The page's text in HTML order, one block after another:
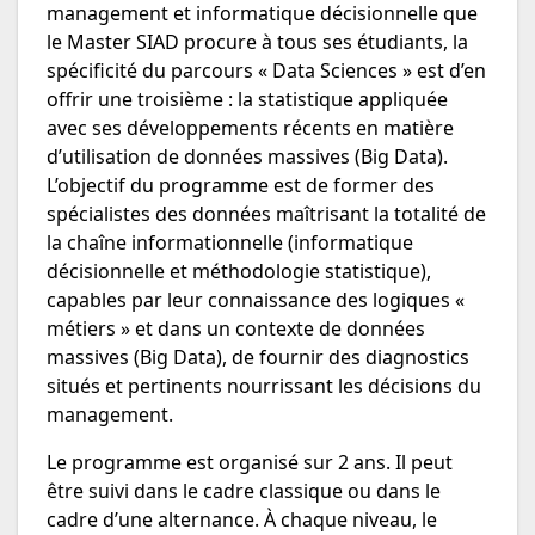
management et informatique décisionnelle que
le Master SIAD procure à tous ses étudiants, la
spécificité du parcours « Data Sciences » est d’en
offrir une troisième : la statistique appliquée
avec ses développements récents en matière
d’utilisation de données massives (Big Data).
L’objectif du programme est de former des
spécialistes des données maîtrisant la totalité de
la chaîne informationnelle (informatique
décisionnelle et méthodologie statistique),
capables par leur connaissance des logiques «
métiers » et dans un contexte de données
massives (Big Data), de fournir des diagnostics
situés et pertinents nourrissant les décisions du
management.
Le programme est organisé sur 2 ans. Il peut
être suivi dans le cadre classique ou dans le
cadre d’une alternance. À chaque niveau, le